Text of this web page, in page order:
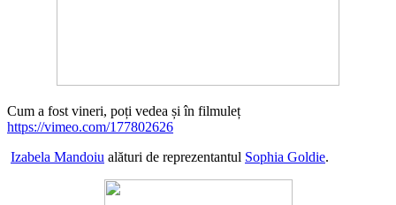
Cum a fost vineri, poți vedea și în filmuleț
https://vimeo.com/177802626
Izabela Mandoiu alături de reprezentantul Sophia Goldie.